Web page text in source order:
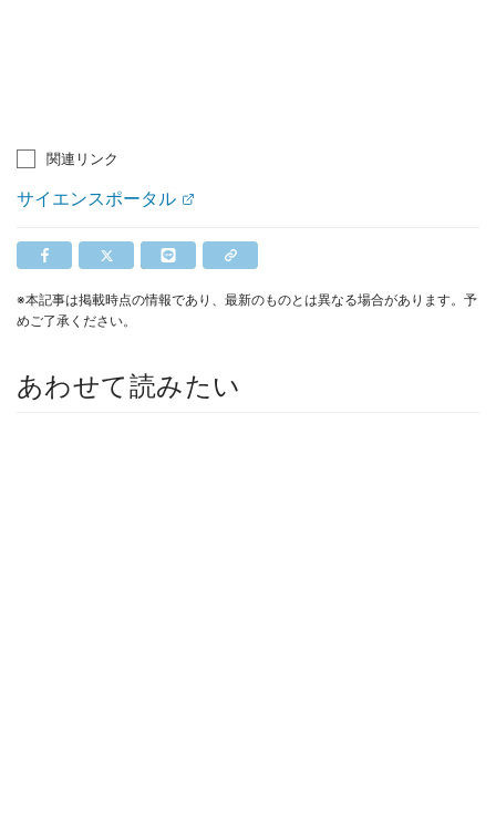
関連リンク
サイエンスポータル
※本記事は掲載時点の情報であり、最新のものとは異なる場合があります。予
めご了承ください。
あわせて読みたい